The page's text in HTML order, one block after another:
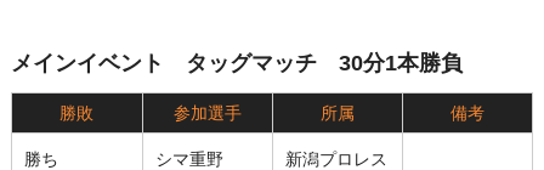
メインイベント タッグマッチ 30分1本勝負
勝敗 参加選手 所属 備考
勝ち シマ重野 新潟プロレス